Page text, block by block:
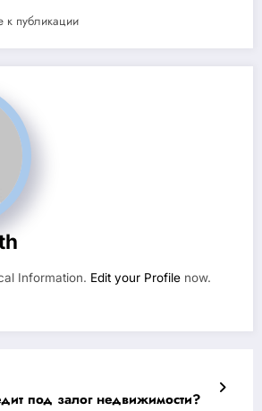
к публикации
Information. Edit your Profile now.
под залог недвижимости?